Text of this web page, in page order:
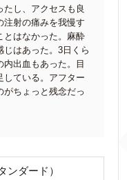
たし、アクセスも良
注射の痛みを我慢す
とはなかった。麻酔
はあった。3日くら
内出血もあった。目
している。アフター
ちょっと残念だっ
ンダード）